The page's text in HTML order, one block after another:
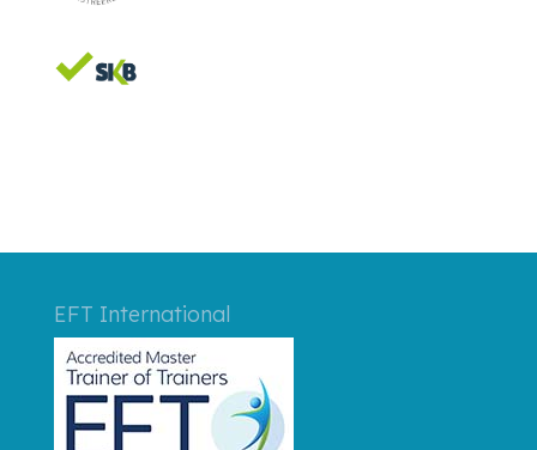
EFT International